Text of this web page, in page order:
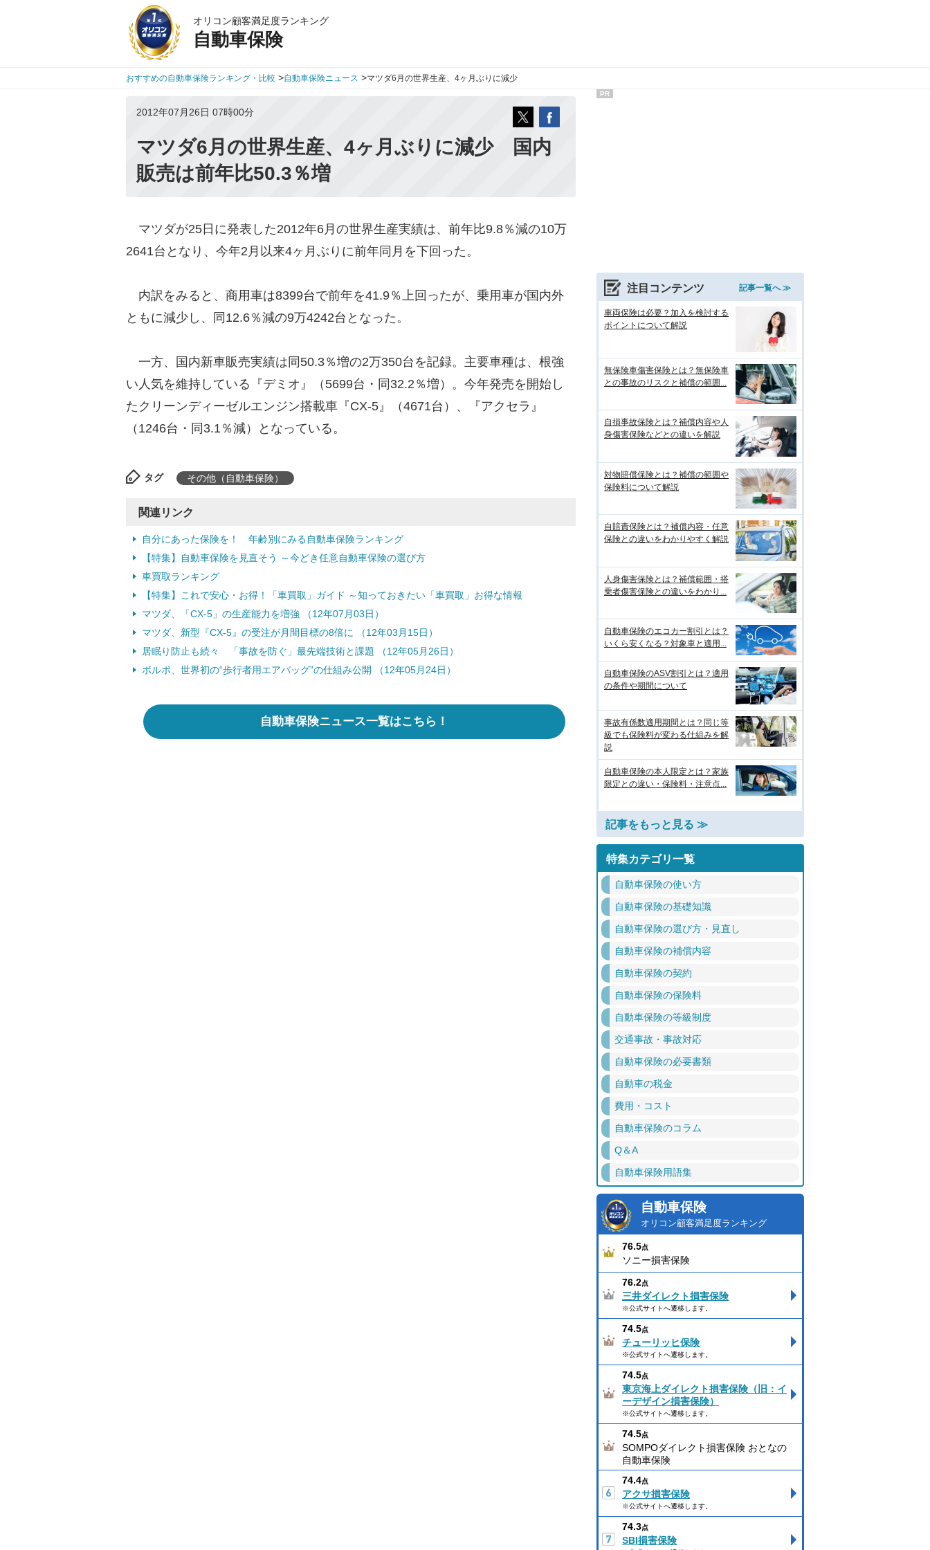
オリコン顧客満足度ランキング
自動車保険
おすすめの自動車保険ランキング・比較 >自動車保険ニュース >マツダ6月の世界生産、4ヶ月ぶりに減少
2012年07月26日 07時00分
マツダ6月の世界生産、4ヶ月ぶりに減少 国内
販売は前年比50.3％増
マツダが25日に発表した2012年6月の世界生産実績は、前年比9.8％減の10万
2641台となり、今年2月以来4ヶ月ぶりに前年同月を下回った。
内訳をみると、商用車は8399台で前年を41.9％上回ったが、乗用車が国内外
ともに減少し、同12.6％減の9万4242台となった。
一方、国内新車販売実績は同50.3％増の2万350台を記録。主要車種は、根強
い人気を維持している『デミオ』（5699台・同32.2％増）。今年発売を開始し
たクリーンディーゼルエンジン搭載車『CX-5』（4671台）、『アクセラ』
（1246台・同3.1％減）となっている。
タグ その他（自動車保険）
関連リンク
自分にあった保険を！ 年齢別にみる自動車保険ランキング
【特集】自動車保険を見直そう ～今どき任意自動車保険の選び方
車買取ランキング
【特集】これで安心・お得！「車買取」ガイド ～知っておきたい「車買取」お得な情報
マツダ、「CX-5」の生産能力を増強 （12年07月03日）
マツダ、新型『CX-5』の受注が月間目標の8倍に （12年03月15日）
居眠り防止も続々 「事故を防ぐ」最先端技術と課題 （12年05月26日）
ボルボ、世界初の“歩行者用エアバッグ”の仕組み公開 （12年05月24日）
自動車保険ニュース一覧はこちら！
PR
注目コンテンツ 記事一覧へ ≫
車両保険は必要？加入を検討する
ポイントについて解説
無保険車傷害保険とは？無保険車
との事故のリスクと補償の範囲...
自損事故保険とは？補償内容や人
身傷害保険などとの違いを解説
対物賠償保険とは？補償の範囲や
保険料について解説
自賠責保険とは？補償内容・任意
保険との違いをわかりやすく解説
人身傷害保険とは？補償範囲・搭
乗者傷害保険との違いをわかり...
自動車保険のエコカー割引とは？
いくら安くなる？対象車と適用...
自動車保険のASV割引とは？適用
の条件や期間について
事故有係数適用期間とは？同じ等
級でも保険料が変わる仕組みを解
説
自動車保険の本人限定とは？家族
限定との違い・保険料・注意点...
記事をもっと見る ≫
特集カテゴリ一覧
自動車保険の使い方
自動車保険の基礎知識
自動車保険の選び方・見直し
自動車保険の補償内容
自動車保険の契約
自動車保険の保険料
自動車保険の等級制度
交通事故・事故対応
自動車保険の必要書類
自動車の税金
費用・コスト
自動車保険のコラム
Q＆A
自動車保険用語集
自動車保険
オリコン顧客満足度ランキング
76.5点
ソニー損害保険
76.2点
三井ダイレクト損害保険
※公式サイトへ遷移します。
74.5点
チューリッヒ保険
※公式サイトへ遷移します。
74.5点
東京海上ダイレクト損害保険（旧：イ
ーデザイン損害保険）
※公式サイトへ遷移します。
74.5点
SOMPOダイレクト損害保険 おとなの
自動車保険
74.4点
アクサ損害保険
※公式サイトへ遷移します。
74.3点
SBI損害保険